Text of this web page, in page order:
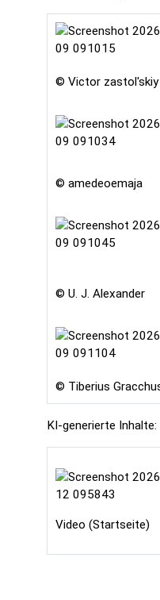
© Victor zastol'skiy
© amedeoemaja
© U. J. Alexander
© Tiberius
KI-generierte Inhalte:
Video (Startseite)